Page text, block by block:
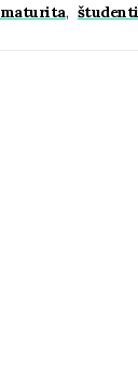
maturita, študenti